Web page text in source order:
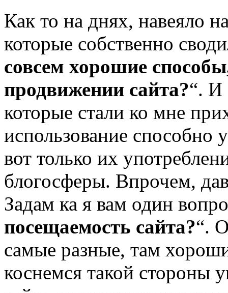
Как то на днях, навеяло
которые собственно
совсем хорошие
продвижении сайта?“. И
которые стали ко мне
использование способно
вот только их
блогосферы. Впрочем,
Задам ка я вам один
посещаемость сайта?“.
самые разные, там
коснемся такой стороны